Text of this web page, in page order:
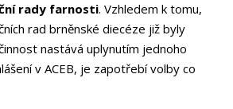
rady farnosti. Vzhledem k tomu,
rad brněnské diecéze již byly
nastává uplynutím jednoho
v ACEB, je zapotřebí volby co